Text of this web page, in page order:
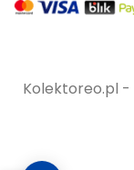
Kolektoreo.pl -